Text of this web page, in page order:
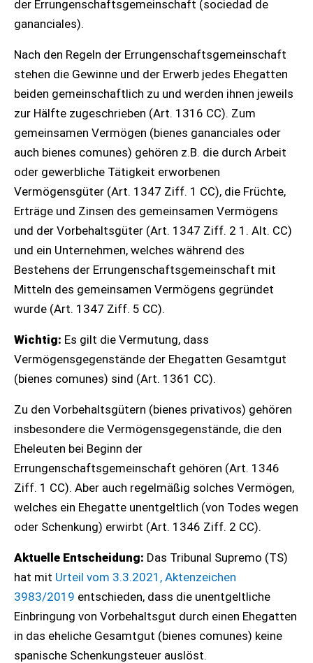
der Errungenschaftsgemeinschaft (sociedad de
gananciales).
Nach den Regeln der Errungenschaftsgemeinschaft
stehen die Gewinne und der Erwerb jedes Ehegatten
beiden gemeinschaftlich zu und werden ihnen jeweils
zur Hälfte zugeschrieben (Art. 1316 CC). Zum
gemeinsamen Vermögen (bienes gananciales oder
auch bienes comunes) gehören z.B. die durch Arbeit
oder gewerbliche Tätigkeit erworbenen
Vermögensgüter (Art. 1347 Ziff. 1 CC), die Früchte,
Erträge und Zinsen des gemeinsamen Vermögens
und der Vorbehaltsgüter (Art. 1347 Ziff. 2 1. Alt. CC)
und ein Unternehmen, welches während des
Bestehens der Errungenschaftsgemeinschaft mit
Mitteln des gemeinsamen Vermögens gegründet
wurde (Art. 1347 Ziff. 5 CC).
Wichtig: Es gilt die Vermutung, dass
Vermögensgegenstände der Ehegatten Gesamtgut
(bienes comunes) sind (Art. 1361 CC).
Zu den Vorbehaltsgütern (bienes privativos) gehören
insbesondere die Vermögensgegenstände, die den
Eheleuten bei Beginn der
Errungenschaftsgemeinschaft gehören (Art. 1346
Ziff. 1 CC). Aber auch regelmäßig solches Vermögen,
welches ein Ehegatte unentgeltlich (von Todes wegen
oder Schenkung) erwirbt (Art. 1346 Ziff. 2 CC).
Aktuelle Entscheidung: Das Tribunal Supremo (TS)
hat mit Urteil vom 3.3.2021, Aktenzeichen
3983/2019 entschieden, dass die unentgeltliche
Einbringung von Vorbehaltsgut durch einen Ehegatten
in das eheliche Gesamtgut (bienes comunes) keine
spanische Schenkungsteuer auslöst.